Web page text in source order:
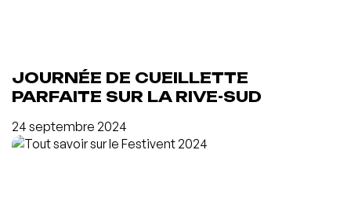
JOURNÉE DE CUEILLETTE
PARFAITE SUR LA RIVE-SUD
24 septembre 2024